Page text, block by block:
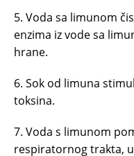
5. Voda sa limunom
enzima iz vode sa
hrane.
6. Sok od limuna
toksina.
7. Voda s limunom
respiratornog trakta,